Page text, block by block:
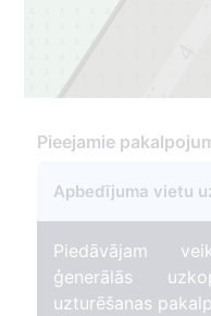
3
3
Pieejamie
Apbedījuma vietu
Piedāvājam
ģenerālās
uzturēšanas